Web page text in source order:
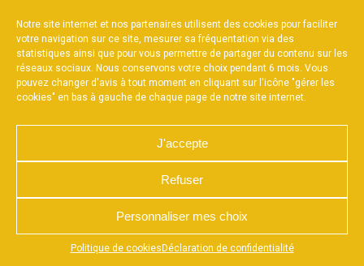
Notre site internet et nos partenaires utilisent des cookies pour faciliter
votre navigation sur ce site, mesurer sa fréquentation via des
statistiques ainsi que pour vous permettre de partager du contenu sur les
réseaux sociaux. Nous conservons votre choix pendant 6 mois. Vous
pouvez changer d'avis à tout moment en cliquant sur l'icône "gérer les
cookies" en bas à gauche de chaque page de notre site internet.
J'accepte
Refuser
Personnaliser mes choix
Politique de cookies Déclaration de confidentialité
Appuyez sur le bouton partager en bas de votre
RÉALISÉ PAR L’AGENCE WEB A3WEB